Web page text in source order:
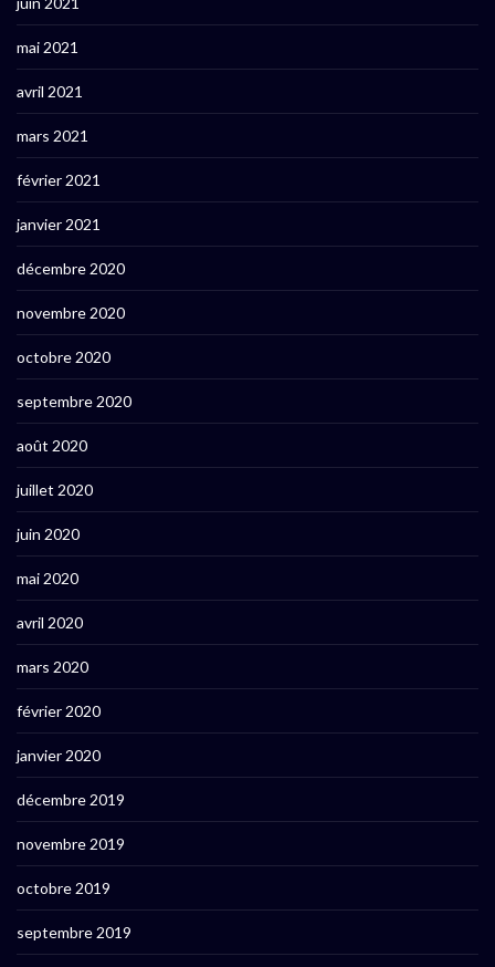
mai 2021
avril 2021
mars 2021
février 2021
janvier 2021
décembre 2020
novembre 2020
octobre 2020
septembre 2020
août 2020
juillet 2020
juin 2020
mai 2020
avril 2020
mars 2020
février 2020
janvier 2020
décembre 2019
novembre 2019
octobre 2019
septembre 2019